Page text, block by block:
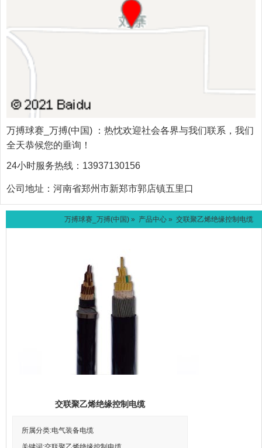
万搏球赛_万搏(中国)
：热忱欢迎社会各界与我们联系，我们
全天恭候您的垂询！
24小时服务热线： 13937130156
公司地址： 河南省郑州市新郑市郭店镇五里口
万搏球赛_万搏(中国) » 产品中心 » 交联聚乙烯绝缘控制电缆
交联聚乙烯绝缘控制电缆
所属分类:电气装备电缆